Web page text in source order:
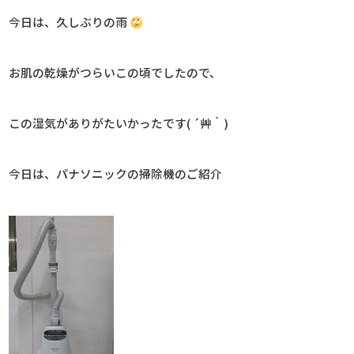
今日は、久しぶりの雨
お肌の乾燥がつらいこの頃でしたので、
この湿気がありがたいかったです( ´艸｀)
今日は、パナソニックの掃除機のご紹介